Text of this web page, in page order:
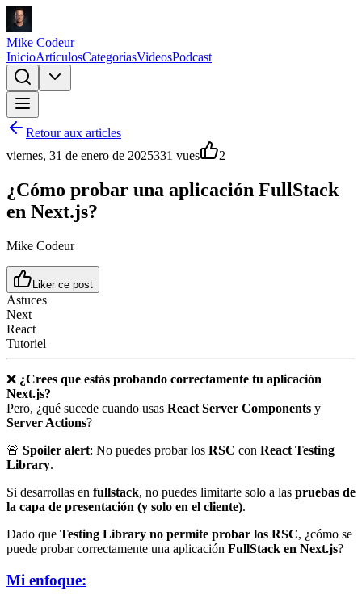
Mike Codeur
InicioArtículosCategoríasVideosPodcast
Retour aux articles
viernes, 31 de enero de 2025331 vues 2
¿Cómo probar una aplicación FullStack
en Next.js?
Mike Codeur
Liker ce post
Astuces
Next
React
Tutoriel
❌ ¿Crees que estás probando correctamente tu aplicación
Next.js?
Pero, ¿qué sucede cuando usas React Server Components y
Server Actions?
🚨 Spoiler alert: No puedes probar los RSC con React Testing
Library.
Si desarrollas en fullstack, no puedes limitarte solo a las pruebas de
la capa de presentación (y solo en el cliente).
Dado que Testing Library no permite probar los RSC, ¿cómo se
puede probar correctamente una aplicación FullStack en Next.js?
Mi enfoque: